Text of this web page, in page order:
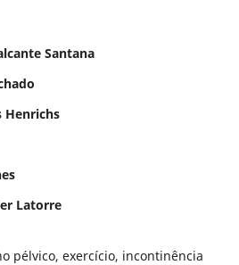
Santana
Henrichs
Latorre
pélvico, exercício, incontinência